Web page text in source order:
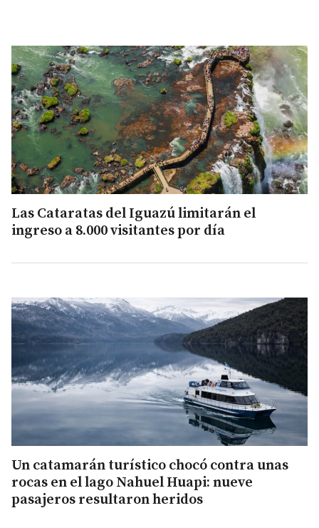
Las Cataratas del Iguazú limitarán el
ingreso a 8.000 visitantes por día
Un catamarán turístico chocó contra unas
rocas en el lago Nahuel Huapi: nueve
pasajeros resultaron heridos